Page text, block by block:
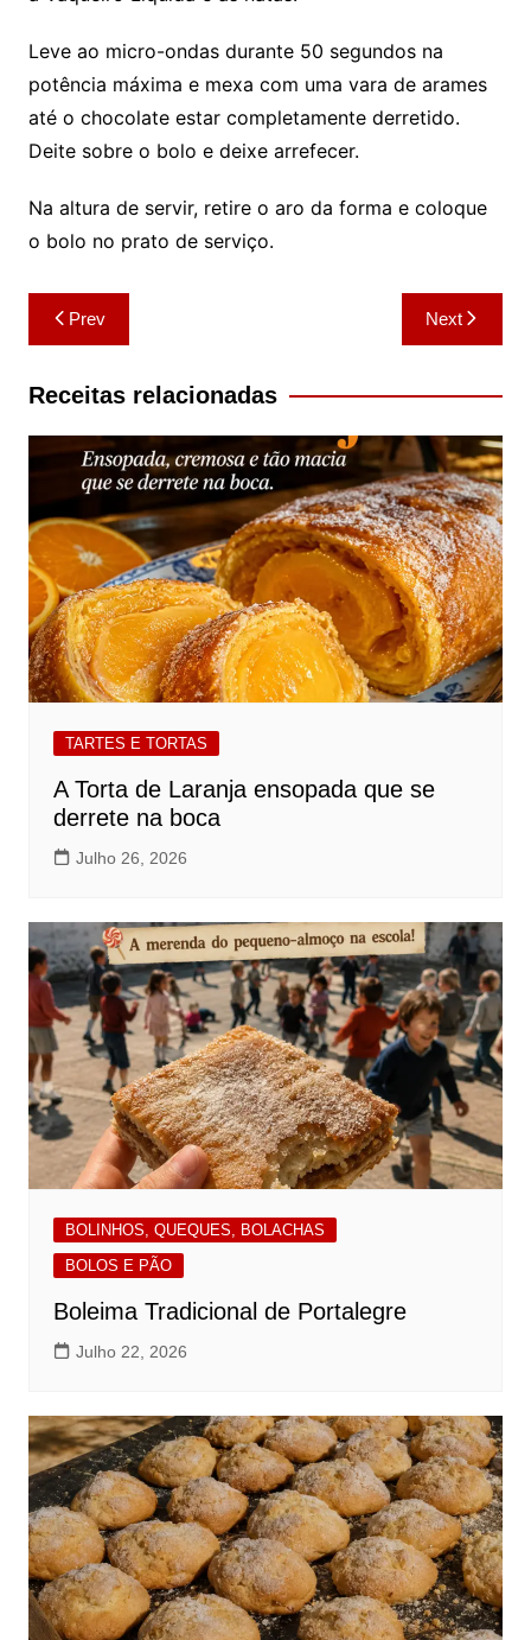
Leve ao micro-ondas durante 50 segundos na
potência máxima e mexa com uma vara de arames
até o chocolate estar completamente derretido.
Deite sobre o bolo e deixe arrefecer.
Na altura de servir, retire o aro da forma e coloque
o bolo no prato de serviço.
Navegação
de
artigos
Prev Next
Receitas relacionadas
TARTES E TORTAS
A Torta de Laranja ensopada que se
derrete na boca
Julho 26, 2026
BOLINHOS, QUEQUES, BOLACHAS
BOLOS E PÃO
Boleima Tradicional de Portalegre
Julho 22, 2026